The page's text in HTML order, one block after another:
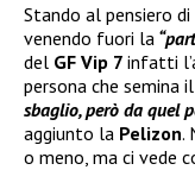
Stando al pensiero di
venendo fuori la
del GF Vip 7 infatti
persona che semina
sbaglio, però da quel
aggiunto la Pelizon.
o meno, ma ci vede